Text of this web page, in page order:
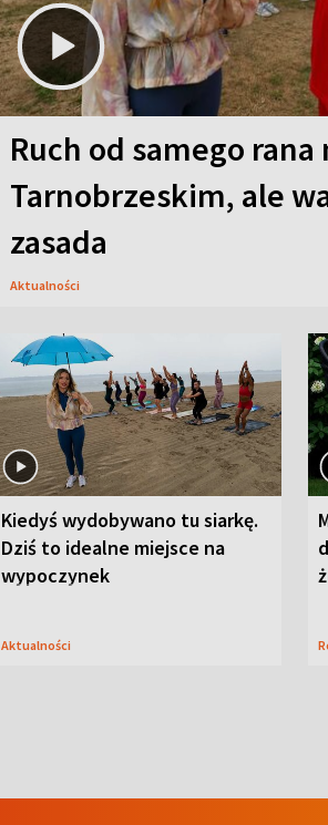
Ruch od samego
Tarnobrzeskim, ale
zasada
Aktualności
Kiedyś wydobywano tu siarkę.
Dziś to idealne miejsce na
wypoczynek
Aktualności